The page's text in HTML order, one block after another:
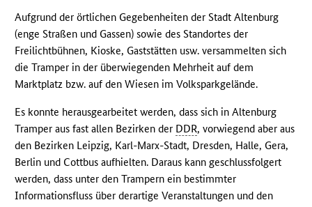
Aufgrund der örtlichen Gegebenheiten der Stadt Altenburg
(enge Straßen und Gassen) sowie des Standortes der
Freilichtbühnen, Kioske, Gaststätten usw. versammelten sich
die Tramper in der überwiegenden Mehrheit auf dem
Marktplatz bzw. auf den Wiesen im Volksparkgelände.
Es konnte herausgearbeitet werden, dass sich in Altenburg
Tramper aus fast allen Bezirken der DDR, vorwiegend aber aus
den Bezirken Leipzig, Karl-Marx-Stadt, Dresden, Halle, Gera,
Berlin und Cottbus aufhielten. Daraus kann geschlussfolgert
werden, dass unter den Trampern ein bestimmter
Informationsfluss über derartige Veranstaltungen und den